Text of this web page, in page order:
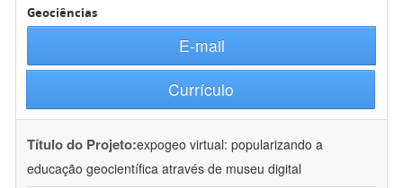
Geociências
E-mail
Currículo
Título do Projeto:expogeo virtual: popularizando a
educação geocientífica através de museu digital